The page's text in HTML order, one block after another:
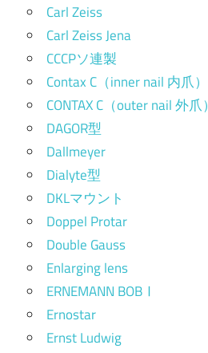
Carl Zeiss
Carl Zeiss Jena
CCCPソ連製
Contax C（inner nail 内爪）
CONTAX C（outer nail 外爪）
DAGOR型
Dallmeyer
Dialyte型
DKLマウント
Doppel Protar
Double Gauss
Enlarging lens
ERNEMANN BOBⅠ
Ernostar
Ernst Ludwig